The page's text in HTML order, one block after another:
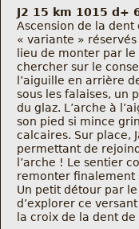
J2 15 km 1015 d+
Ascension de la dent
« variante »
lieu de monter par
chercher sur le
l’aiguille en arrière
sous les falaises, un
du glaz. L’arche à
son pied si mince
calcaires. Sur place,
permettant de
l’arche ! Le sentier
remonter finalement
Un petit détour par
d’explorer ce
la croix de la dent